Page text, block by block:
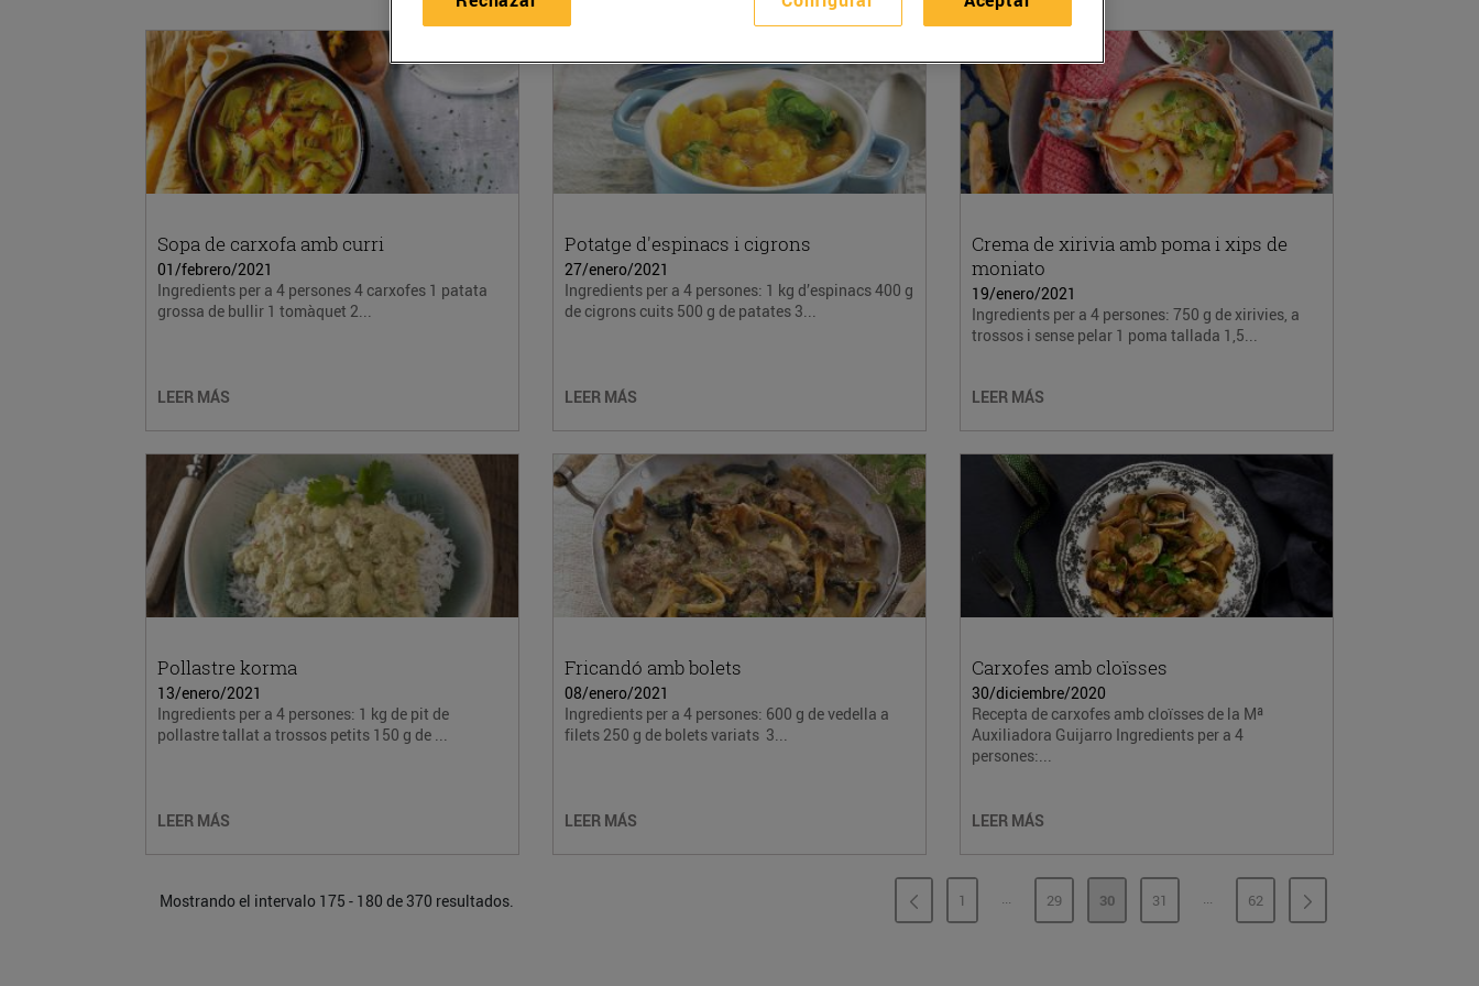
Sopa de carxofa amb curri
01/febrero/2021
Ingredients per a 4 persones 4 carxofes 1 patata
grossa de bullir 1 tomàquet 2...
LEER MÁS
Potatge d'espinacs i cigrons
27/enero/2021
Ingredients per a 4 persones: 1 kg d’espinacs 400 g
de cigrons cuits 500 g de patates 3...
LEER MÁS
Crema de xirivia amb poma i xips de
moniato
19/enero/2021
Ingredients per a 4 persones: 750 g de xirivies, a
trossos i sense pelar 1 poma tallada 1,5...
LEER MÁS
Pollastre korma
13/enero/2021
Ingredients per a 4 persones: 1 kg de pit de
pollastre tallat a trossos petits 150 g de ...
LEER MÁS
Fricandó amb bolets
08/enero/2021
Ingredients per a 4 persones: 600 g de vedella a
filets 250 g de bolets variats 3...
LEER MÁS
Carxofes amb cloïsses
30/diciembre/2020
Recepta de carxofes amb cloïsses de la Mª
Auxiliadora Guijarro Ingredients per a 4
persones:...
LEER MÁS
Mostrando el intervalo 175 - 180 de 370 resultados. PÁGINA
1 ...PÁGINAS INTERMEDIAS
PÁGINA
29 PÁGINA
30 PÁGINA
31 ...PÁGINAS INTERMEDIAS
PÁGINA
62